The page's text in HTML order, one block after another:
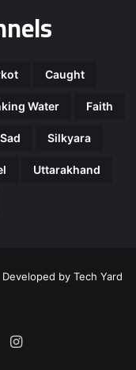
Caught
Water Faith
Sad Silkyara
Uttarakhand
by Tech Yard
Instagram